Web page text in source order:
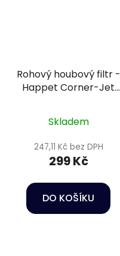
Rohový houbový filtr -
Happet Corner-Jet
Skladem
247,11 Kč bez DPH
299 Kč
DO KOŠÍKU